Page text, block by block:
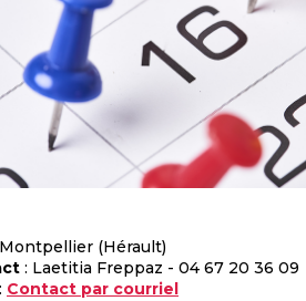
(Hérault)
: Laetitia Freppaz - 04 67 20 36 09
: Contact par courriel